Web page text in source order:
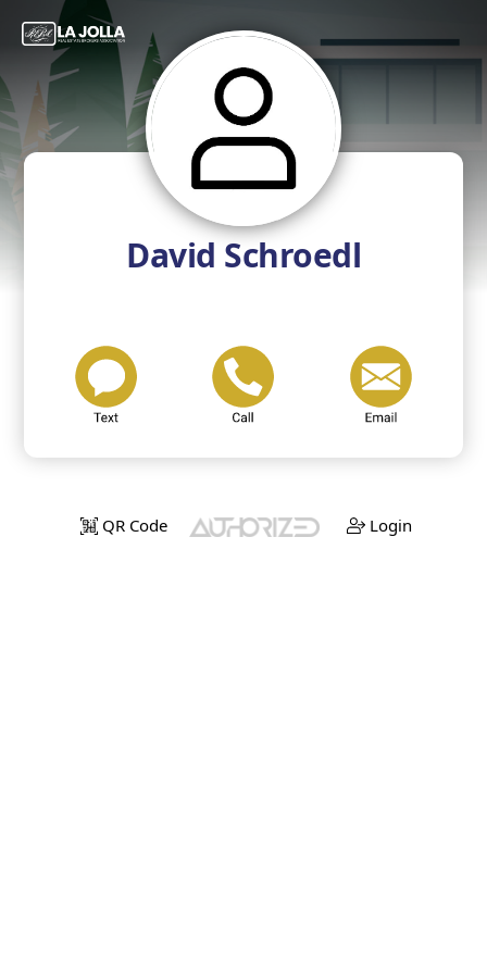
David Schroedl
QR Code Login